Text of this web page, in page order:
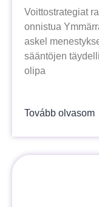
Voittostrategiat
onnistua
askel
sääntöjen
olipa
Tovább olvasom